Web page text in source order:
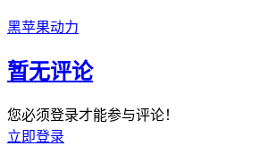
黑苹果动力
暂无评论
您必须登录才能参与评论！
立即登录